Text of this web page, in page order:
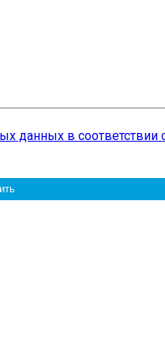
данных в соответствии